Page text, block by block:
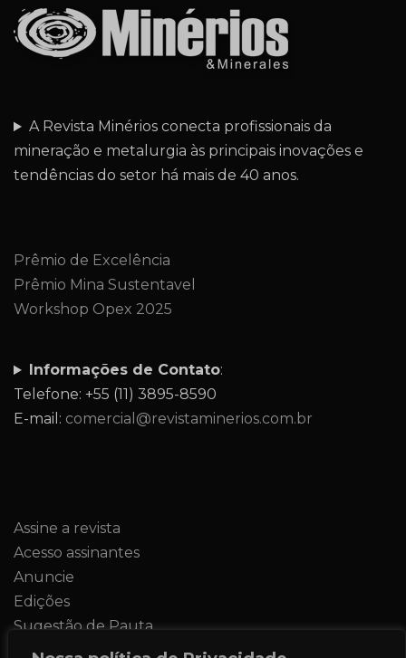
A Revista Minérios conecta profissionais da
mineração e metalurgia às principais inovações e
tendências do setor há mais de 40 anos.
Prêmio de Excelência
Prêmio Mina Sustentavel
Workshop Opex 2025
Informações de Contato:
Telefone: +55 (11) 3895-8590
E-mail: comercial@revistaminerios.com.br
Assine a revista
Acesso assinantes
Anuncie
Edições
Sugestão de Pauta
Contato